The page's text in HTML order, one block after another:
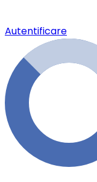
Autentificare